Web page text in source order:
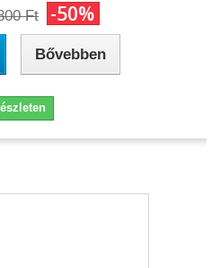
Ft‎ -50%
Bővebben